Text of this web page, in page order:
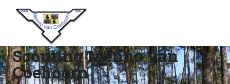
Scouting Menno van
Coehoorn